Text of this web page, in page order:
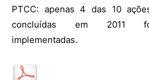
PTCC: apenas 4 das 10
concluídas em 2011
implementadas.